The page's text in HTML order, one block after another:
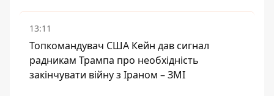
13:11
Топкомандувач США Кейн дав сигнал
радникам Трампа про необхідність
закінчувати війну з Іраном – ЗМІ